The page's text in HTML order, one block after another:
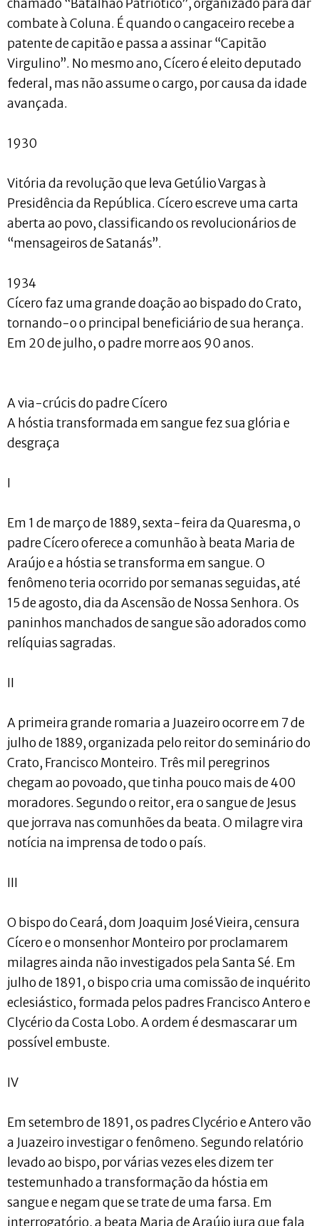
chamado “Batalhão Patriótico”, organizado para dar
combate à Coluna. É quando o cangaceiro recebe a
patente de capitão e passa a assinar “Capitão
Virgulino”. No mesmo ano, Cícero é eleito deputado
federal, mas não assume o cargo, por causa da idade
avançada.
1930
Vitória da revolução que leva Getúlio Vargas à
Presidência da República. Cícero escreve uma carta
aberta ao povo, classificando os revolucionários de
“mensageiros de Satanás”.
1934
Cícero faz uma grande doação ao bispado do Crato,
tornando-o o principal beneficiário de sua herança.
Em 20 de julho, o padre morre aos 90 anos.
A via-crúcis do padre Cícero
A hóstia transformada em sangue fez sua glória e
desgraça
I
Em 1 de março de 1889, sexta-feira da Quaresma, o
padre Cícero oferece a comunhão à beata Maria de
Araújo e a hóstia se transforma em sangue. O
fenômeno teria ocorrido por semanas seguidas, até
15 de agosto, dia da Ascensão de Nossa Senhora. Os
paninhos manchados de sangue são adorados como
relíquias sagradas.
II
A primeira grande romaria a Juazeiro ocorre em 7 de
julho de 1889, organizada pelo reitor do seminário do
Crato, Francisco Monteiro. Três mil peregrinos
chegam ao povoado, que tinha pouco mais de 400
moradores. Segundo o reitor, era o sangue de Jesus
que jorrava nas comunhões da beata. O milagre vira
notícia na imprensa de todo o país.
III
O bispo do Ceará, dom Joaquim José Vieira, censura
Cícero e o monsenhor Monteiro por proclamarem
milagres ainda não investigados pela Santa Sé. Em
julho de 1891, o bispo cria uma comissão de inquérito
eclesiástico, formada pelos padres Francisco Antero e
Clycério da Costa Lobo. A ordem é desmascarar um
possível embuste.
IV
Em setembro de 1891, os padres Clycério e Antero vão
a Juazeiro investigar o fenômeno. Segundo relatório
levado ao bispo, por várias vezes eles dizem ter
testemunhado a transformação da hóstia em
sangue e negam que se trate de uma farsa. Em
interrogatório, a beata Maria de Araújo jura que fala